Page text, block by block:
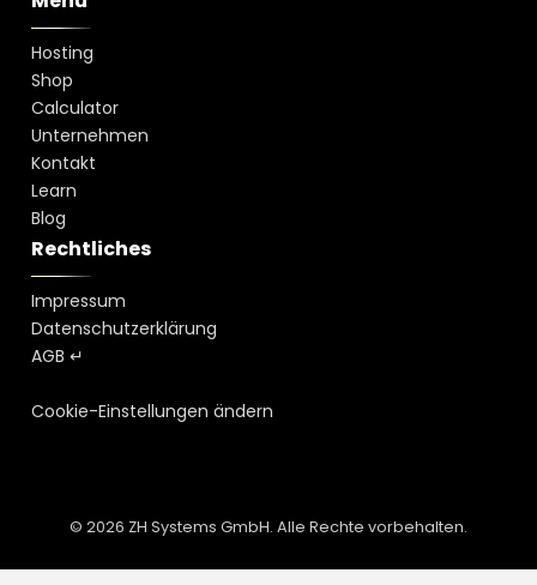
Hosting
Shop
Calculator
Unternehmen
Kontakt
Learn
Blog
Rechtliches
Impressum
Datenschutzerklärung
AGB ↵
Cookie-Einstellungen ändern
© 2026 ZH Systems GmbH. Alle Rechte vorbehalten.